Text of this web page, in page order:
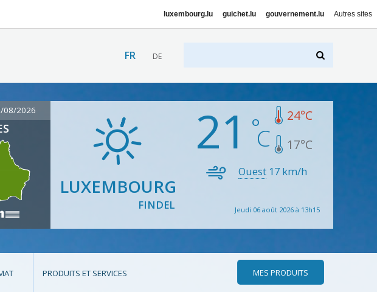
luxembourg.lu guichet.lu gouvernement.lu Autres sites
FR DE
08/2026
LUXEMBOURG
FINDEL
21 24°C
17°C
Ouest 17 km/h
Jeudi 06 août 2026 à 13h15
PRODUITS ET SERVICES MES PRODUITS